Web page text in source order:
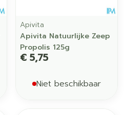
Apivita
Apivita Natuurlijke Zeep
Propolis 125g
€ 5,75
Niet beschikbaar